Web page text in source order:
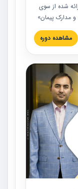
شده از سوی
و مدارک پیمان»
این آموزش
بندی اسناد
شده است.
مشاهده دوره